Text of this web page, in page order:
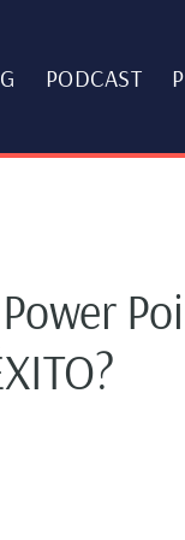
PODCAST